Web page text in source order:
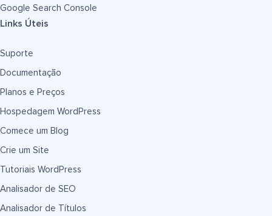
Google Search Console
Links Úteis
Suporte
Documentação
Planos e Preços
Hospedagem WordPress
Comece um Blog
Crie um Site
Tutoriais WordPress
Analisador de SEO
Analisador de Títulos